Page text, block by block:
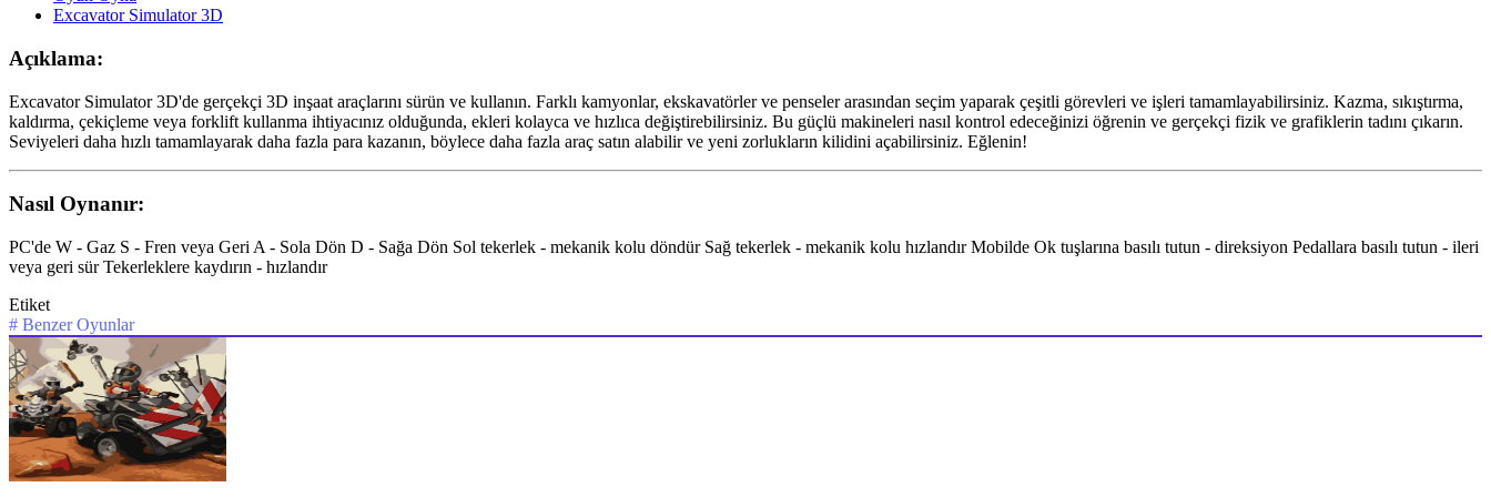
Excavator Simulator 3D
Açıklama:
Excavator Simulator 3D'de gerçekçi 3D inşaat araçlarını sürün ve kullanın. Farklı kamyonlar, ekskavatörler ve penseler arasından seçim yaparak çeşitli görevleri ve işleri tamamlayabilirsiniz. Kazma, sıkıştırma,
kaldırma, çekiçleme veya forklift kullanma ihtiyacınız olduğunda, ekleri kolayca ve hızlıca değiştirebilirsiniz. Bu güçlü makineleri nasıl kontrol edeceğinizi öğrenin ve gerçekçi fizik ve grafiklerin tadını çıkarın.
Seviyeleri daha hızlı tamamlayarak daha fazla para kazanın, böylece daha fazla araç satın alabilir ve yeni zorlukların kilidini açabilirsiniz. Eğlenin!
Nasıl Oynanır:
PC'de W - Gaz S - Fren veya Geri A - Sola Dön D - Sağa Dön Sol tekerlek - mekanik kolu döndür Sağ tekerlek - mekanik kolu hızlandır Mobilde Ok tuşlarına basılı tutun - direksiyon Pedallara basılı tutun - ileri
veya geri sür Tekerleklere kaydırın - hızlandır
Etiket
# Benzer Oyunlar